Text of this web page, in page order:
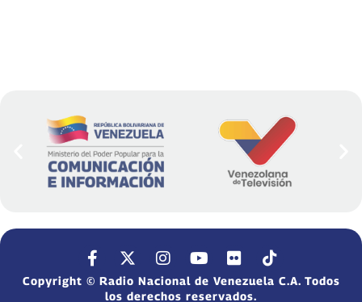
Copyright © Radio Nacional de Venezuela C.A. Todos
los derechos reservados.